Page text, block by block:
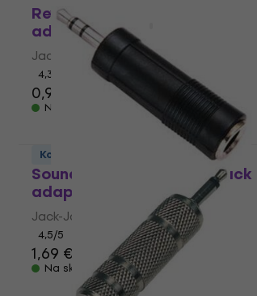
Revoltage HASV Jack-Jack
adapter
Jack-Jack adapter
4,3
0,99 €
Na skladištu
Soundking CC 321 Jack-Jack
adapter
Jack-Jack adapter
4,5/5
1,69 €
Na skladištu
Količinski popust